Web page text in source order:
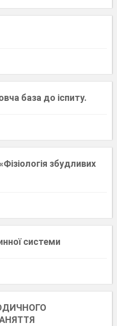
база до іспиту.
збудливих
системи